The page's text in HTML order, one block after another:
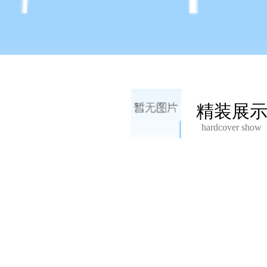
精装展示
hardcover show